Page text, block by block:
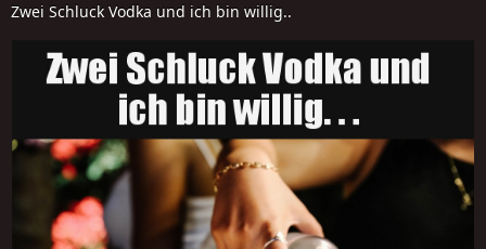
Zwei Schluck Vodka und ich bin willig..